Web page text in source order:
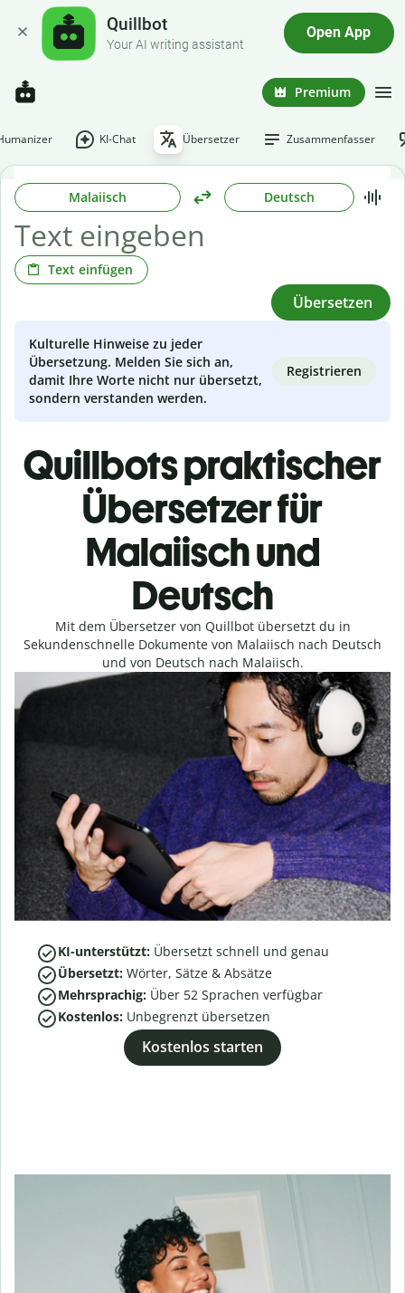
Quillbot
Your AI writing assistant
Open App
Premium
KI-Chat Übersetzer Zusammenfasser
Malaiisch Deutsch
Text einfügen
Übersetzen
Kulturelle Hinweise zu jeder
Übersetzung. Melden Sie sich an,
damit Ihre Worte nicht nur übersetzt,
sondern verstanden werden.
Registrieren
Quillbots praktischer
Übersetzer für
Malaiisch und
Deutsch
Mit dem Übersetzer von Quillbot übersetzt du in
Sekundenschnelle Dokumente von Malaiisch nach Deutsch
und von Deutsch nach Malaiisch.
KI-unterstützt: Übersetzt schnell und genau
Übersetzt: Wörter, Sätze & Absätze
Mehrsprachig: Über 52 Sprachen verfügbar
Kostenlos: Unbegrenzt übersetzen
Kostenlos starten